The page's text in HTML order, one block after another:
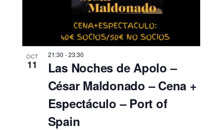
OCT
11
21:30 -23:30
Las Noches de Apolo –
César Maldonado – Cena +
Espectáculo – Port of
Spain